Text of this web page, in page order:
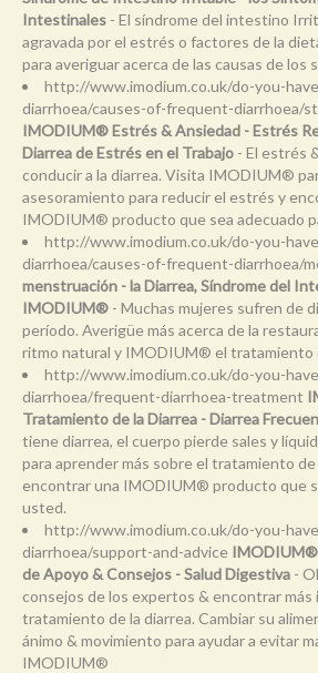
Intestinales - El síndrome del intestino
agravada por el estrés o factores de la
para averiguar acerca de las causas de los
http://www.imodium.co.uk/do-you-
diarrhoea/causes-of-frequent-diarrhoea/
IMODIUM® Estrés & Ansiedad - Estrés
Diarrea de Estrés en el Trabajo - El estrés
conducir a la diarrea. Visita IMODIUM®
asesoramiento para reducir el estrés y
IMODIUM® producto que sea adecuado
http://www.imodium.co.uk/do-you-
diarrhoea/causes-of-frequent-diarrhoea/
menstruación - la Diarrea, Síndrome del
IMODIUM® - Muchas mujeres sufren de
período. Averigüe más acerca de la
ritmo natural y IMODIUM® el tratamiento
http://www.imodium.co.uk/do-you-
diarrhoea/frequent-diarrhoea-treatment
Tratamiento de la Diarrea - Diarrea
tiene diarrea, el cuerpo pierde sales y
para aprender más sobre el tratamiento de
encontrar una IMODIUM® producto que
usted.
http://www.imodium.co.uk/do-you-
diarrhoea/support-and-advice IMODIUM®
de Apoyo & Consejos - Salud Digestiva -
consejos de los expertos & encontrar más
tratamiento de la diarrea. Cambiar su
ánimo & movimiento para ayudar a evitar
IMODIUM®